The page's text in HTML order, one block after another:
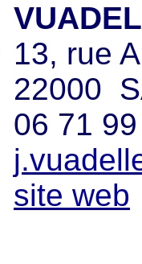
13, rue
22000
06 71
site web